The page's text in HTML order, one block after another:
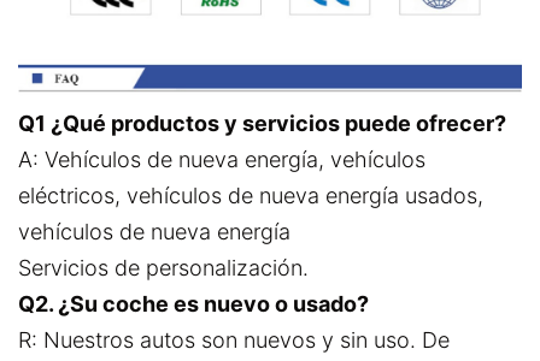
Q1 ¿Qué productos y servicios puede ofrecer?
A: Vehículos de nueva energía, vehículos
eléctricos, vehículos de nueva energía usados,
vehículos de nueva energía
Servicios de personalización.
Q2. ¿Su coche es nuevo o usado?
R: Nuestros autos son nuevos y sin uso. De